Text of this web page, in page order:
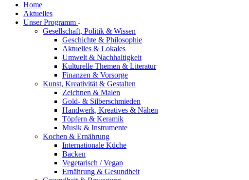
Home
Aktuelles
Unser Programm -
Gesellschaft, Politik & Wissen
Geschichte & Philosophie
Aktuelles & Lokales
Umwelt & Nachhaltigkeit
Kulturelle Themen & Literatur
Finanzen & Vorsorge
Kunst, Kreativität & Gestalten
Zeichnen & Malen
Gold- & Silberschmieden
Handwerk, Kreatives & Nähen
Töpfern & Keramik
Musik & Instrumente
Kochen & Ernährung
Internationale Küche
Backen
Vegetarisch / Vegan
Ernährung & Gesundheit